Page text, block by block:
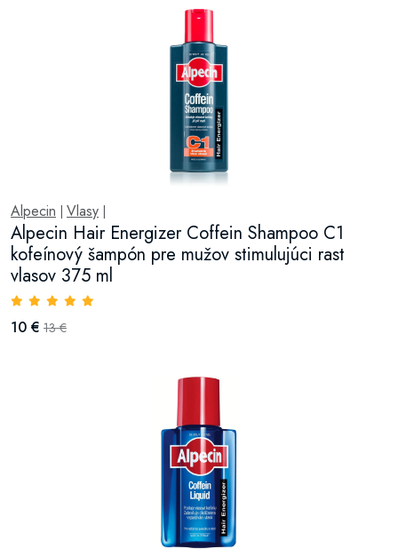
Alpecin Vlasy
Alpecin Hair Energizer Coffein Shampoo C1
kofeínový šampón pre mužov stimulujúci rast
vlasov 375 ml
10 € 13 €